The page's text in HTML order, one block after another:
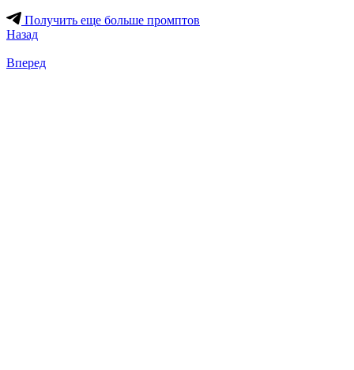
Получить еще больше промптов
Назад
Вперед